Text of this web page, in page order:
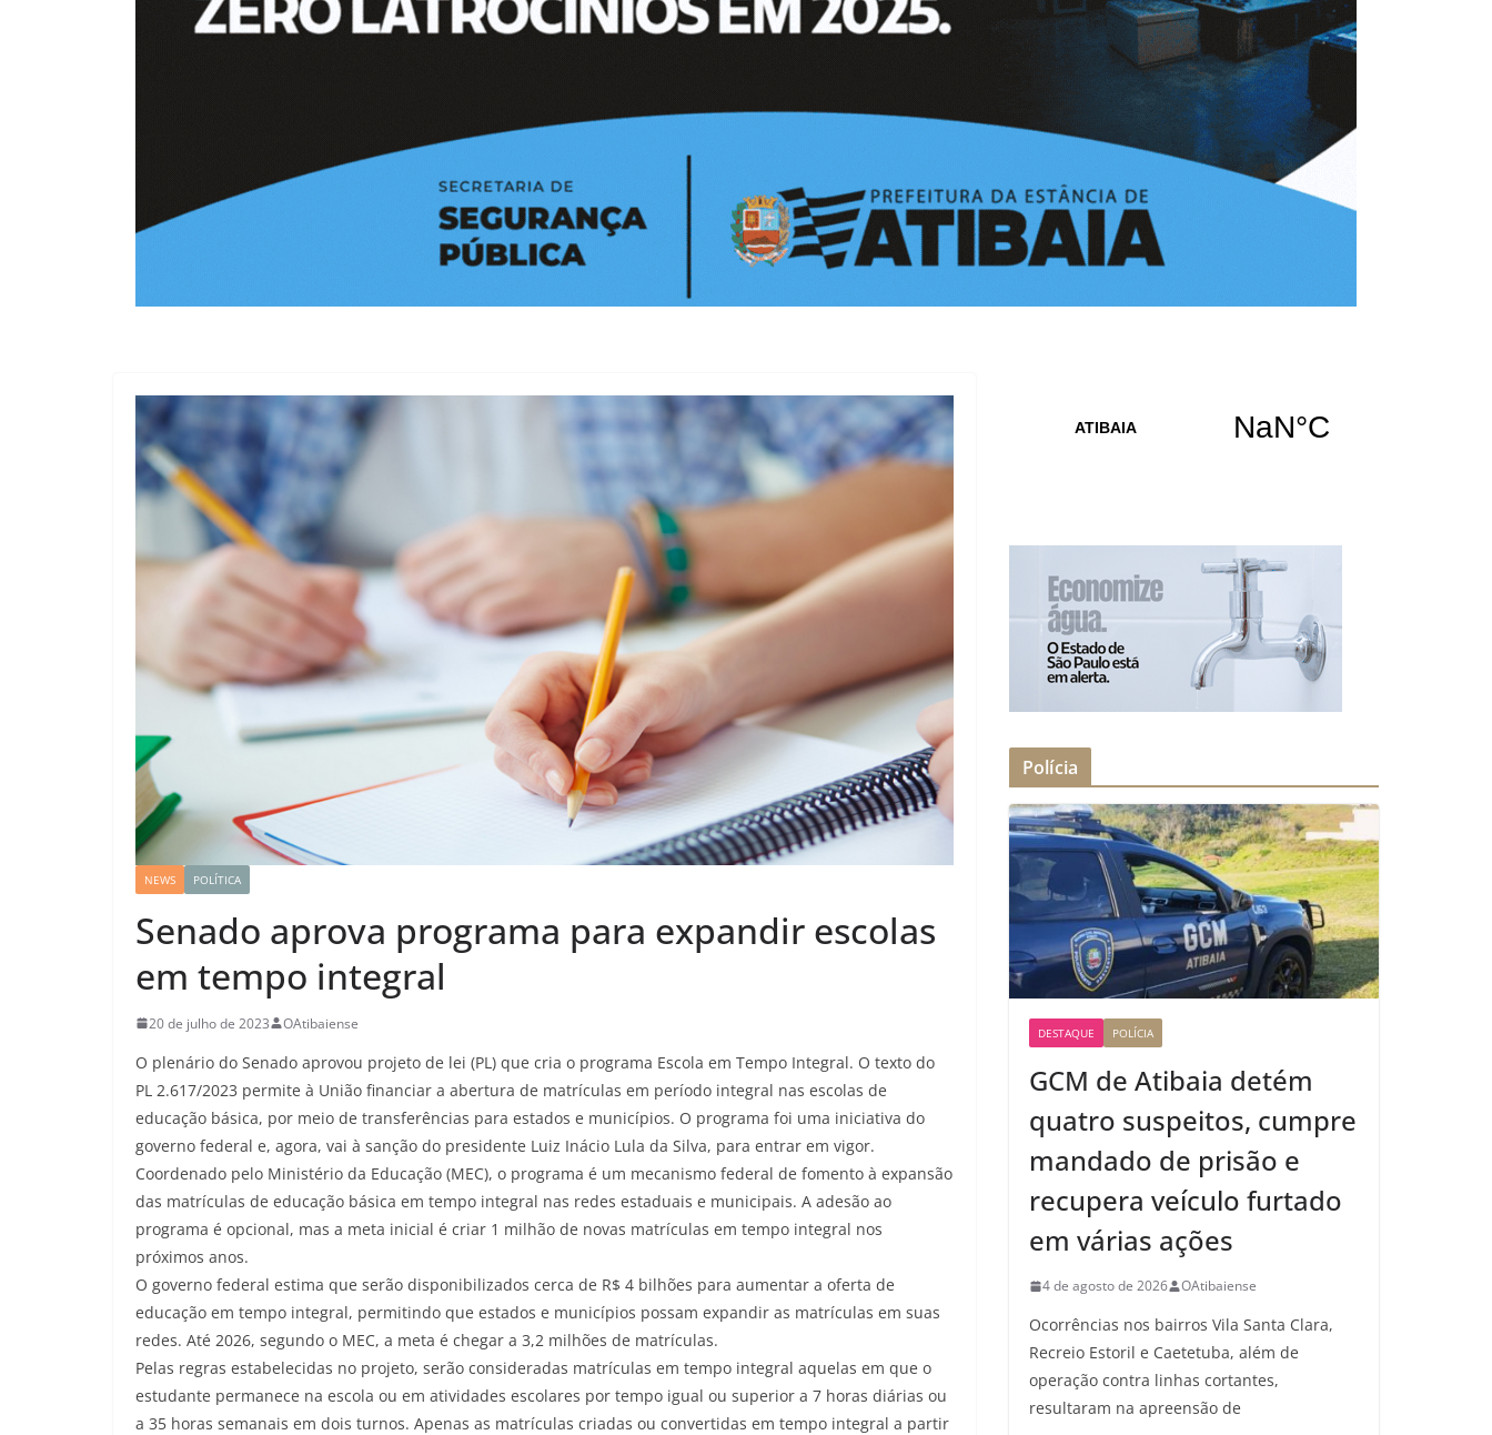
NEWS POLÍTICA
Senado aprova programa para expandir escolas
em tempo integral
20 de julho de 2023 OAtibaiense
O plenário do Senado aprovou projeto de lei (PL) que cria o programa Escola em Tempo Integral. O texto do
PL 2.617/2023 permite à União financiar a abertura de matrículas em período integral nas escolas de
educação básica, por meio de transferências para estados e municípios. O programa foi uma iniciativa do
governo federal e, agora, vai à sanção do presidente Luiz Inácio Lula da Silva, para entrar em vigor.
Coordenado pelo Ministério da Educação (MEC), o programa é um mecanismo federal de fomento à expansão
das matrículas de educação básica em tempo integral nas redes estaduais e municipais. A adesão ao
programa é opcional, mas a meta inicial é criar 1 milhão de novas matrículas em tempo integral nos
próximos anos.
O governo federal estima que serão disponibilizados cerca de R$ 4 bilhões para aumentar a oferta de
educação em tempo integral, permitindo que estados e municípios possam expandir as matrículas em suas
redes. Até 2026, segundo o MEC, a meta é chegar a 3,2 milhões de matrículas.
Pelas regras estabelecidas no projeto, serão consideradas matrículas em tempo integral aquelas em que o
estudante permanece na escola ou em atividades escolares por tempo igual ou superior a 7 horas diárias ou
a 35 horas semanais em dois turnos. Apenas as matrículas criadas ou convertidas em tempo integral a partir
Polícia
DESTAQUE POLÍCIA
GCM de Atibaia detém
quatro suspeitos, cumpre
mandado de prisão e
recupera veículo furtado
em várias ações
4 de agosto de 2026 OAtibaiense
Ocorrências nos bairros Vila Santa Clara,
Recreio Estoril e Caetetuba, além de
operação contra linhas cortantes,
resultaram na apreensão de